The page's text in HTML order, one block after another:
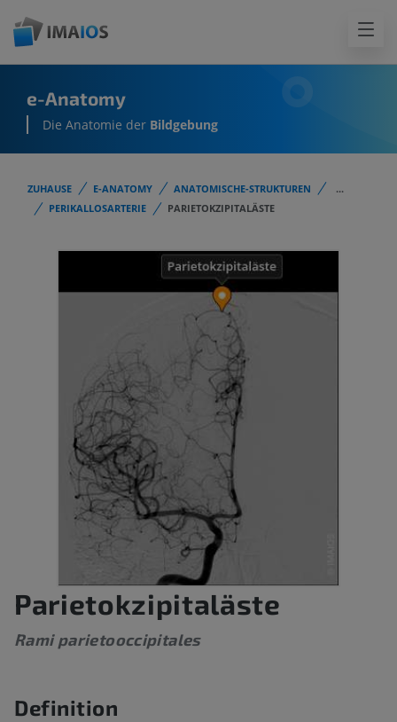
e-Anatomy
Die Anatomie der Bildgebung
ZUHAUSE E-ANATOMY ANATOMISCHE-STRUKTUREN
...
PERIKALLOSARTERIE
PARIETOKZIPITALÄSTE
Parietokzipitaläste
Rami parietooccipitales
Definition